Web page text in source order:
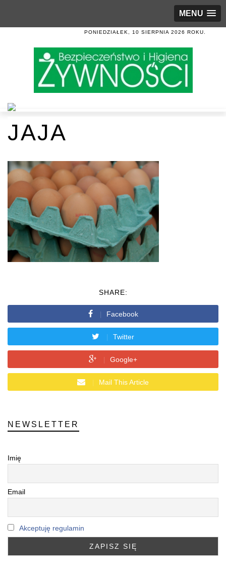
MENU
PONIEDZIAŁEK, 10 SIERPNIA 2026 ROKU.
JAJA
SHARE:
Facebook
Twitter
Google+
Mail This Article
NEWSLETTER
Imię
Email
Akceptuję regulamin